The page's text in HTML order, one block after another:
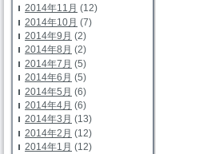
2014年11月 (12)
2014年10月 (7)
2014年9月 (2)
2014年8月 (2)
2014年7月 (5)
2014年6月 (5)
2014年5月 (6)
2014年4月 (6)
2014年3月 (13)
2014年2月 (12)
2014年1月 (12)